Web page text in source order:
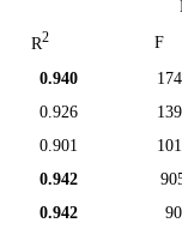
R2
F
0.940
0.926
0.901
0.942
0.942